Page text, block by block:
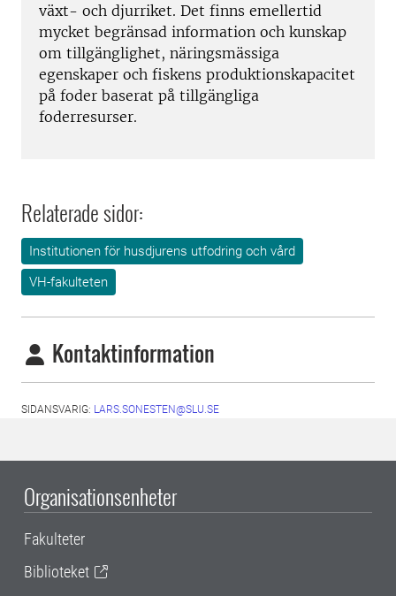
växt- och djurriket. Det finns emellertid
mycket begränsad information och kunskap
om tillgänglighet, näringsmässiga
egenskaper och fiskens produktionskapacitet
på foder baserat på tillgängliga
foderresurser.
Relaterade sidor:
Institutionen för husdjurens utfodring och vård
VH-fakulteten
Kontaktinformation
SIDANSVARIG: LARS.SONESTEN@SLU.SE
Organisationsenheter
Fakulteter
Biblioteket